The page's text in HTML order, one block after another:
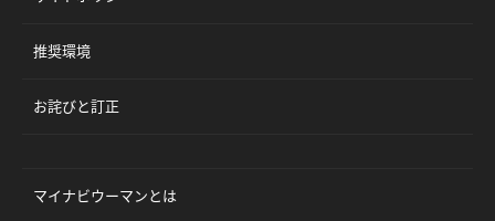
推奨環境
お詫びと訂正
マイナビウーマンとは